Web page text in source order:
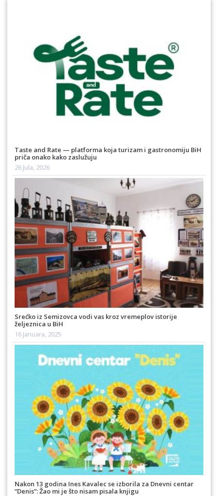
Taste and Rate — platforma koja turizam i gastronomiju BiH
priča onako kako zaslužuju
26 Jula, 2026
Srećko iz Semizovca vodi vas kroz vremeplov istorije
željeznica u BiH
16 Januara, 2025
Nakon 13 godina Ines Kavalec se izborila za Dnevni centar
“Denis”: Žao mi je što nisam pisala knjigu